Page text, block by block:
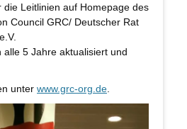
Leitlinien auf Homepage des
Council GRC/ Deutscher Rat
alle 5 Jahre aktualisiert und
unter www.grc-org.de.